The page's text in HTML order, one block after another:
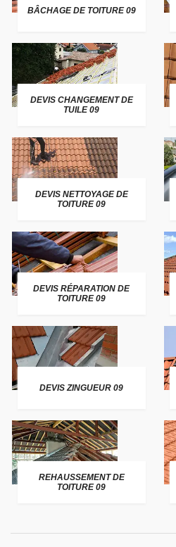
BÂCHAGE DE TOITURE 09
DEVIS CHANGEMENT DE
TUILE 09
DEVIS NETTOYAGE DE
TOITURE 09
DEVIS RÉPARATION DE
TOITURE 09
DEVIS ZINGUEUR 09
REHAUSSEMENT DE
TOITURE 09